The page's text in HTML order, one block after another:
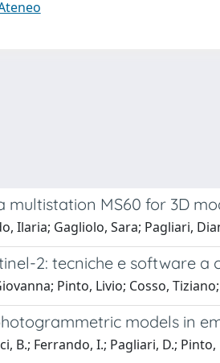
multistation MS60 for 3D
Ilaria; Gagliolo, Sara; Pagliari,
2: tecniche e software a
Pinto, Livio; Cosso,
models in
B.; Ferrando, I.; Pagliari, D.; Pinto,